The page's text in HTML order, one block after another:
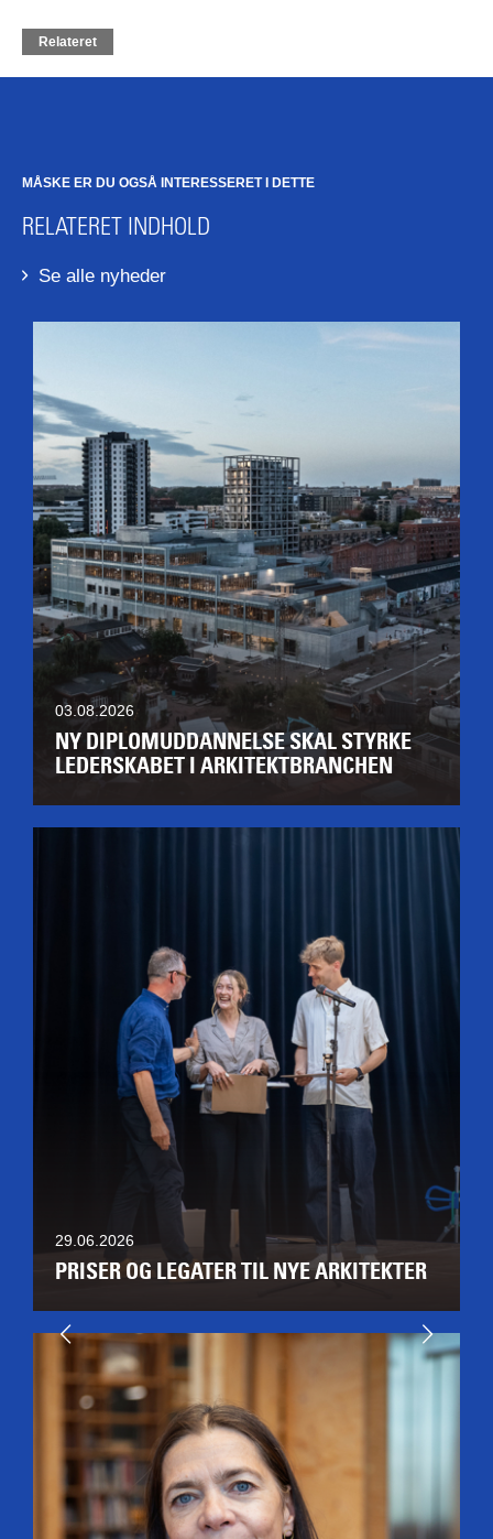
Relateret
MÅSKE ER DU OGSÅ INTERESSERET I DETTE
RELATERET INDHOLD
Se alle nyheder
03.08.2026
NY DIPLOMUDDANNELSE SKAL STYRKE
LEDERSKABET I ARKITEKTBRANCHEN
29.06.2026
PRISER OG LEGATER TIL NYE ARKITEKTER
Næste